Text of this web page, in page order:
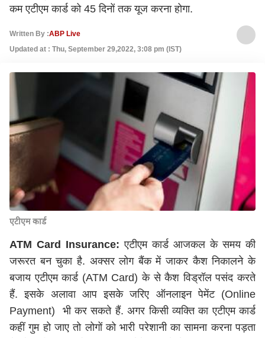
कम एटीएम कार्ड को 45 दिनों तक यूज करना होगा.
Written By :ABP Live
Updated at : Thu, September 29,2022, 3:08 pm (IST)
एटीएम कार्ड
ATM Card Insurance: एटीएम कार्ड आजकल के समय की
जरूरत बन चुका है. अक्सर लोग बैंक में जाकर कैश निकालने के
बजाय एटीएम कार्ड (ATM Card) के से कैश विड्रॉल पसंद करते
हैं. इसके अलावा आप इसके जरिए ऑनलाइन पेमेंट (Online
Payment) भी कर सकते हैं. अगर किसी व्यक्ति का एटीएम कार्ड
कहीं गुम हो जाए तो लोगों को भारी परेशानी का सामना करना पड़ता